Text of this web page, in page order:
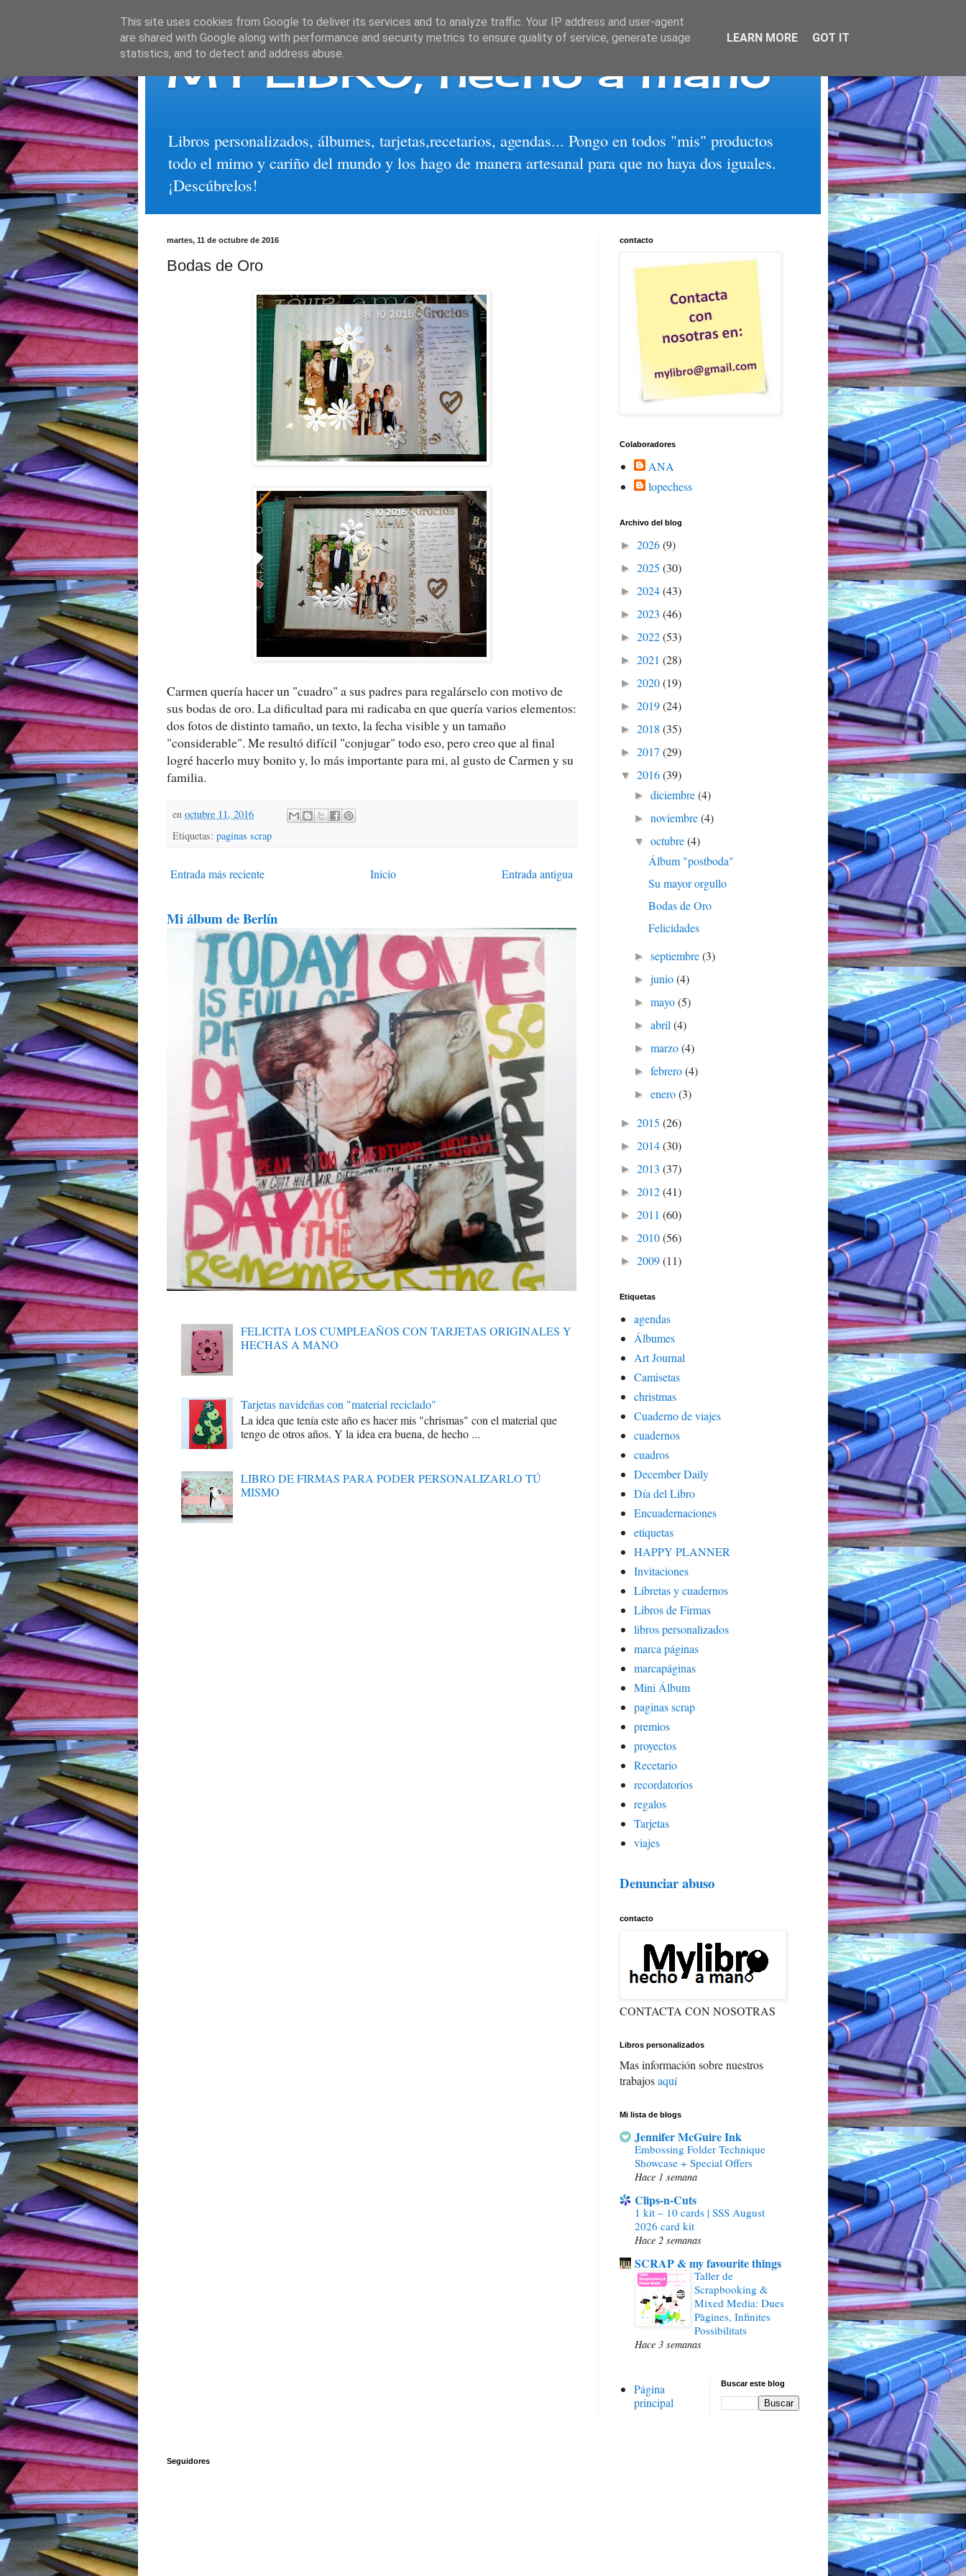
MY LIBRO, hecho a mano
Libros personalizados, álbumes, tarjetas,recetarios, agendas... Pongo en todos "mis" productos
todo el mimo y cariño del mundo y los hago de manera artesanal para que no haya dos iguales.
¡Descúbrelos!
martes, 11 de octubre de 2016
Bodas de Oro
Carmen quería hacer un "cuadro" a sus padres para regalárselo con motivo de
sus bodas de oro. La dificultad para mi radicaba en que quería varios elementos:
dos fotos de distinto tamaño, un texto, la fecha visible y un tamaño
"considerable". Me resultó difícil "conjugar" todo eso, pero creo que al final
logré hacerlo muy bonito y, lo más importante para mi, al gusto de Carmen y su
familia.
en octubre 11, 2016
Etiquetas: paginas scrap
Entrada más reciente Entrada antigua
Inicio
Mi álbum de Berlín
FELICITA LOS CUMPLEAÑOS CON TARJETAS ORIGINALES Y
HECHAS A MANO
Tarjetas navideñas con "material reciclado"
La idea que tenía este año es hacer mis "chrismas" con el material que
tengo de otros años. Y la idea era buena, de hecho ...
LIBRO DE FIRMAS PARA PODER PERSONALIZARLO TÚ
MISMO
contacto
Colaboradores
ANA
lopechess
Archivo del blog
► 2026(9)
► 2025 (30)
► 2024(43)
► 2023 (46)
► 2022(53)
► 2021 (28)
► 2020(19)
► 2019(24)
► 2018 (35)
► 2017 (29)
▼ 2016(39)
►diciembre(4)
►noviembre(4)
▼octubre(4)
Álbum "postboda"
Su mayor orgullo
Bodas de Oro
Felicidades
►septiembre(3)
►junio(4)
►mayo(5)
►abril(4)
►marzo(4)
►febrero(4)
►enero(3)
► 2015 (26)
► 2014(30)
► 2013 (37)
► 2012(41)
► 2011 (60)
► 2010(56)
► 2009(11)
Etiquetas
agendas
Álbumes
Art Journal
Camisetas
christmas
Cuaderno de viajes
cuadernos
cuadros
December Daily
Día del Libro
Encuadernaciones
etiquetas
HAPPY PLANNER
Invitaciones
Libretas y cuadernos
Libros de Firmas
libros personalizados
marca páginas
marcapáginas
Mini Álbum
paginas scrap
premios
proyectos
Recetario
recordatorios
regalos
Tarjetas
viajes
Denunciar abuso
contacto
CONTACTA CON NOSOTRAS
Libros personalizados
Mas información sobre nuestros
trabajosaquí
Mi lista de blogs
Jennifer McGuire Ink
Embossing Folder Technique
Showcase + Special Offers
Hace 1 semana
Clips-n-Cuts
1 kit – 10 cards | SSS August
2026 card kit
Hace 2 semanas
SCRAP & my favourite things
Taller de
Scrapbooking &
Mixed Media: Dues
Pàgines, Infinites
Possibilitats
Hace 3 semanas
Página
principal
Buscar este blog
Seguidores
This site uses cookies from Google to deliver its services and to analyze traffic. Your IP address and user-agent
are shared with Google along with performance and security metrics to ensure quality of service, generate usage
statistics, and to detect and address abuse.
LEARN MORE GOT IT